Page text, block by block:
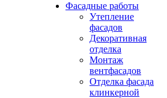
Фасадные работы
Утепление
фасадов
Декоративная
отделка
Монтаж
вентфасадов
Отделка фасада
клинкерной